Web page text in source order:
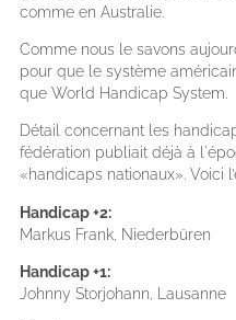
comme en Australie.
Comme nous le savons
pour que le système
que World Handicap System.
Détail concernant les
fédération publiait déjà à
«handicaps nationaux». Voici
Handicap +2:
Markus Frank, Niederbüren
Handicap +1:
Johnny Storjohann, Lausanne